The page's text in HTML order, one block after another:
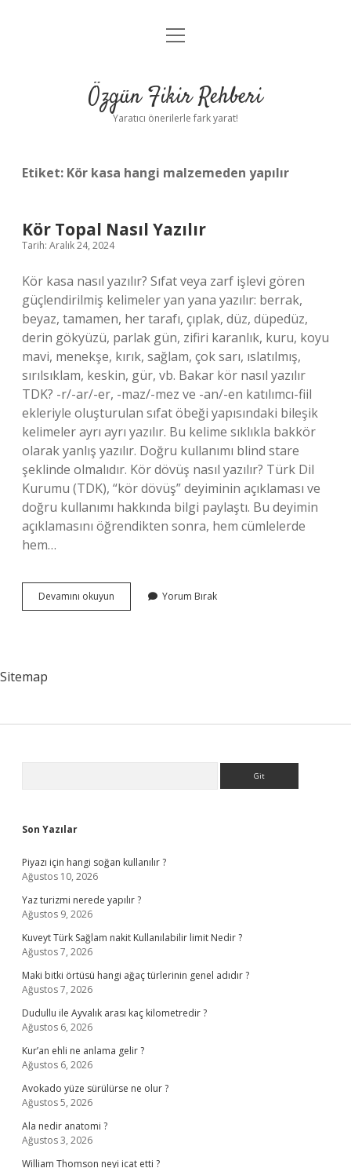
Gizlilik Politikası
Yasal Uyarı
menüyü
Özgün Fikir Rehberi
Yaratıcı önerilerle fark yarat!
Etiket: Kör kasa hangi malzemeden yapılır
Kör Topal Nasıl Yazılır
Tarih: Aralık 24, 2024
Kör kasa nasıl yazılır? Sıfat veya zarf işlevi gören
güçlendirilmiş kelimeler yan yana yazılır: berrak,
beyaz, tamamen, her tarafı, çıplak, düz, düpedüz,
derin gökyüzü, parlak gün, zifiri karanlık, kuru, koyu
mavi, menekşe, kırık, sağlam, çok sarı, ıslatılmış,
sırılsıklam, keskin, gür, vb. Bakar kör nasıl yazılır
TDK? -r/-ar/-er, -maz/-mez ve -an/-en katılımcı-fiil
ekleriyle oluşturulan sıfat öbeği yapısındaki bileşik
kelimeler ayrı ayrı yazılır. Bu kelime sıklıkla bakkör
olarak yanlış yazılır. Doğru kullanımı blind stare
şeklinde olmalıdır. Kör dövüş nasıl yazılır? Türk Dil
Kurumu (TDK), “kör dövüş” deyiminin açıklaması ve
doğru kullanımı hakkında bilgi paylaştı. Bu deyimin
açıklamasını öğrendikten sonra, hem cümlelerde
hem…
Devamını okuyun
Topal
Yorum Bırak
Sitemap
Son Yazılar
Piyazı için hangi soğan kullanılır ?
Ağustos 10, 2026
Yaz turizmi nerede yapılır ?
Ağustos 9, 2026
Kuveyt Türk Sağlam nakit Kullanılabilir limit Nedir ?
Ağustos 7, 2026
Maki bitki örtüsü hangi ağaç türlerinin genel adıdır ?
Ağustos 7, 2026
Dudullu ile Ayvalık arası kaç kilometredir ?
Ağustos 6, 2026
Kur’an ehli ne anlama gelir ?
Ağustos 6, 2026
Avokado yüze sürülürse ne olur ?
Ağustos 5, 2026
Ala nedir anatomi ?
Ağustos 3, 2026
William Thomson neyi icat etti ?